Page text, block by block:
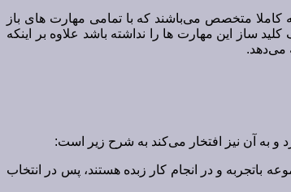
متخصص می‌باشند که با تمامی مهارت های باز
ساز این مهارت ها را نداشته باشد علاوه بر اینکه
می‌دهد.
و به آن نیز افتخار می‌کند به شرح زیر است:
باتجربه و در انجام کار زبده هستند، پس در انتخاب